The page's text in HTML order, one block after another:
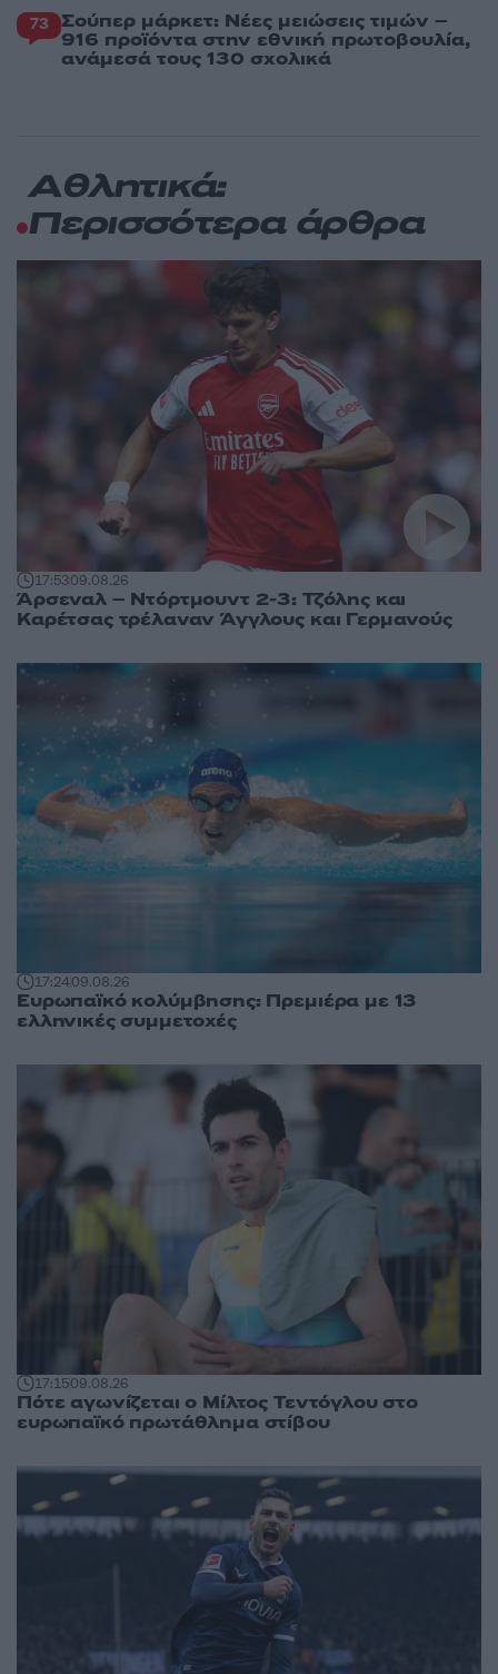
73 Σούπερ μάρκετ: Νέες μειώσεις τιμών –
916 προϊόντα στην εθνική πρωτοβουλία,
ανάμεσά τους 130 σχολικά
Αθλητικά:
Περισσότερα άρθρα
17:5309.08.26
Άρσεναλ – Ντόρτμουντ 2-3: Τζόλης και
Καρέτσας τρέλαναν Άγγλους και Γερμανούς
17:2409.08.26
Ευρωπαϊκό κολύμβησης: Πρεμιέρα με 13
ελληνικές συμμετοχές
17:1509.08.26
Πότε αγωνίζεται ο Μίλτος Τεντόγλου στο
ευρωπαϊκό πρωτάθλημα στίβου